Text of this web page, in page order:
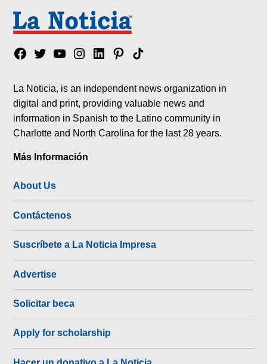
Facebook
TwitterYouTubeInstagram
LinkedinPinterest
Tik
La Noticia, is an independent news organization in
digital and print, providing valuable news and
information in Spanish to the Latino community in
Charlotte and North Carolina for the last 28 years.
Más Información
About Us
Contáctenos
Suscríbete a La Noticia Impresa
Advertise
Solicitar beca
Apply for scholarship